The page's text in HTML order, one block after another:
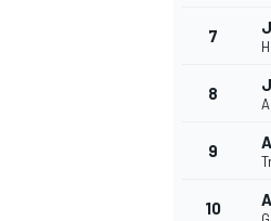
7
8
9
10